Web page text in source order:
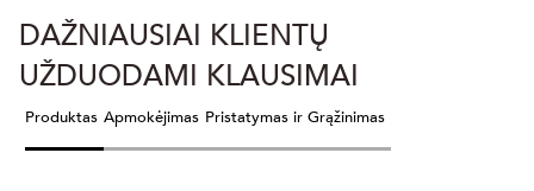
DAŽNIAUSIAI KLIENTŲ
UŽDUODAMI KLAUSIMAI
Produktas Apmokėjimas Pristatymas ir Grąžinimas